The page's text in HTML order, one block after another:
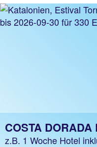
COSTA
z.B. 1 Woche Hotel